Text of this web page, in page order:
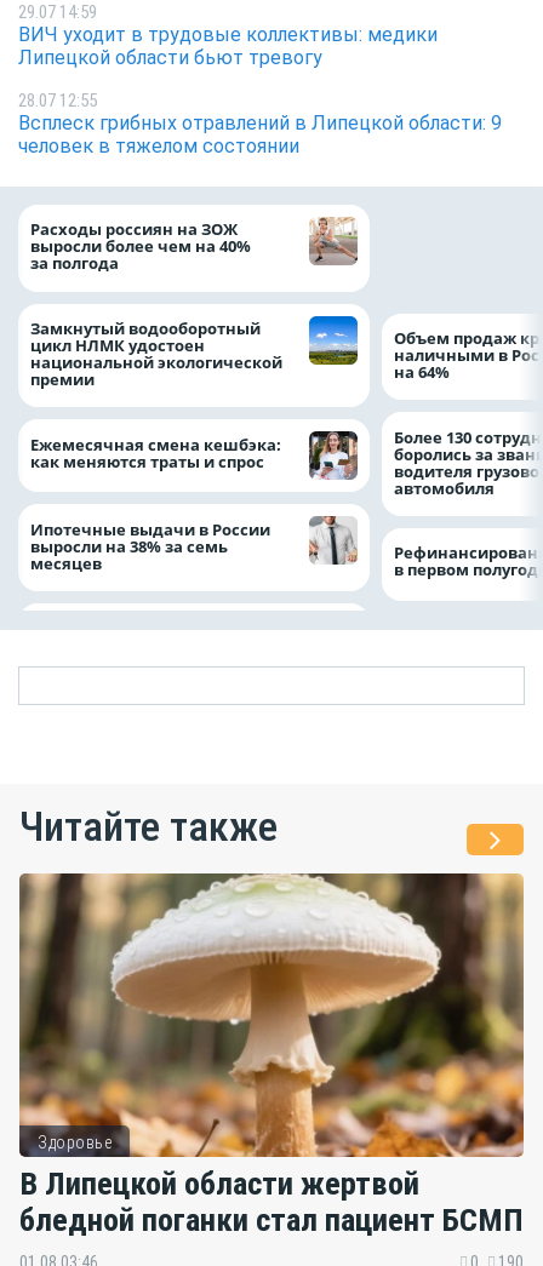
29.07 14:59
ВИЧ уходит в трудовые коллективы: медики
Липецкой области бьют тревогу
28.07 12:55
Всплеск грибных отравлений в Липецкой области: 9
человек в тяжелом состоянии
Расходы россиян на ЗОЖ
выросли более чем на 40%
за полгода
Замкнутый водооборотный
цикл НЛМК удостоен
национальной экологической
премии
Ежемесячная смена кешбэка:
как меняются траты и спрос
Ипотечные выдачи в России
выросли на 38% за семь
месяцев
Объем продаж
наличными в
на 64%
Более 130
боролись за
водителя
автомобиля
в первом
Читайте также
Здоровье
В Липецкой области жертвой
бледной поганки стал пациент БСМП